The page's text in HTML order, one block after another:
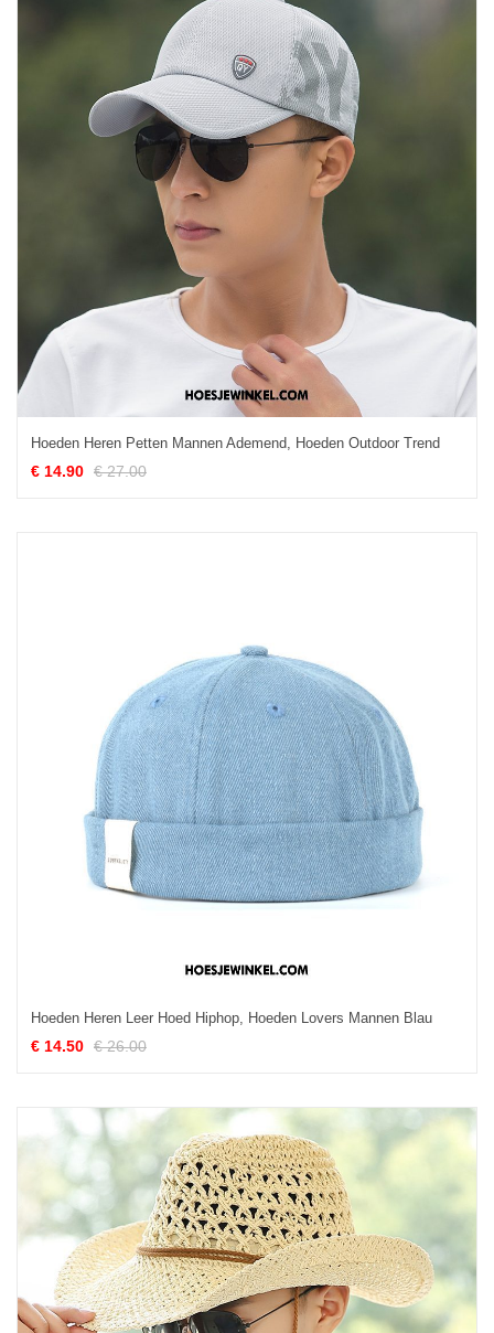
Hoeden Heren Petten Mannen Ademend, Hoeden Outdoor Trend
€ 14.90 € 27.00
Hoeden Heren Leer Hoed Hiphop, Hoeden Lovers Mannen Blau
€ 14.50 € 26.00